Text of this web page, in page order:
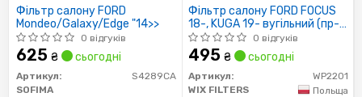
Фільтр салону FORD
Mondeo/Galaxy/Edge "14>>
0 відгуків
625 ₴ сьогодні
Артикул:
S4289CA
SOFIMA
Фільтр салону FORD FOCUS
18-, KUGA 19- вугільний (пр-
во WIX-FILTERS)0 відгуків
495 ₴ сьогодні
Артикул:
WP2201
WIX FILTERS
Польща